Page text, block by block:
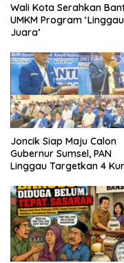
Wali Kota Serahkan
UMKM Program ‘Linggau
Juara’
Joncik Siap Maju Calon
Gubernur Sumsel, PAN
Linggau Targetkan 4